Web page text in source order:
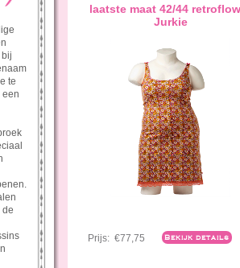
te
een
de
laatste maat 42/44
Jurkie
Prijs: €77,75 Bekijk details